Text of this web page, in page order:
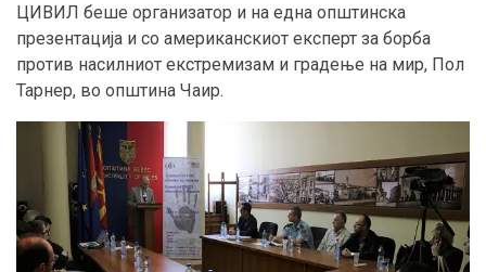
ЦИВИЛ беше организатор и на една општинска
презентација и со американскиот експерт за борба
против насилниот екстремизам и градење на мир, Пол
Тарнер, во општина Чаир.